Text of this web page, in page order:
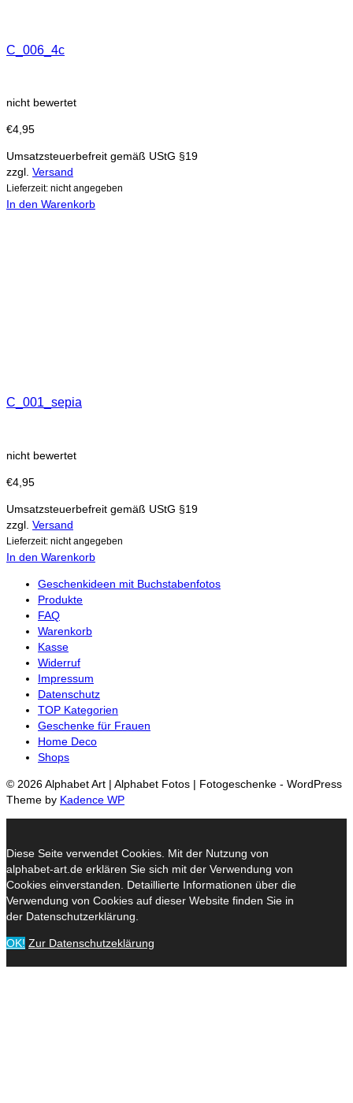
C_006_4c
nicht bewertet
€4,95
Umsatzsteuerbefreit gemäß UStG §19
zzgl. Versand
Lieferzeit: nicht angegeben
In den Warenkorb
C_001_sepia
nicht bewertet
€4,95
Umsatzsteuerbefreit gemäß UStG §19
zzgl. Versand
Lieferzeit: nicht angegeben
In den Warenkorb
Geschenkideen mit Buchstabenfotos
Produkte
FAQ
Warenkorb
Kasse
Widerruf
Impressum
Datenschutz
TOP Kategorien
Geschenke für Frauen
Home Deco
Shops
© 2026 Alphabet Art | Alphabet Fotos | Fotogeschenke - WordPress
Theme by Kadence WP
Diese Seite verwendet Cookies. Mit der Nutzung von
alphabet-art.de erklären Sie sich mit der Verwendung von
Cookies einverstanden. Detaillierte Informationen über die
Verwendung von Cookies auf dieser Website finden Sie in
der Datenschutzerklärung.
OK! Zur Datenschutzeklärung